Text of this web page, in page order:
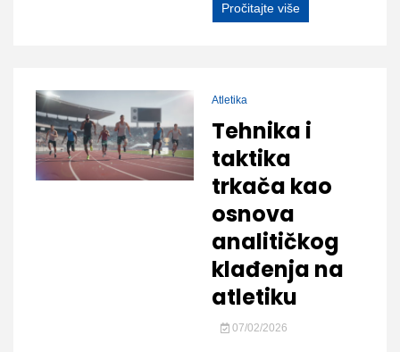
Pročitajte više
Atletika
Tehnika i
taktika
trkača kao
osnova
analitičkog
klađenja na
atletiku
07/02/2026